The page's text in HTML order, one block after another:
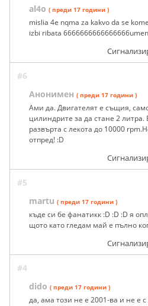
al4o ( преди 17 години )
mislia 4e nqma za kakvo da se
izbi ribata
#6
Анонимен ( преди 17 години )
Ами да. Двигателят е същия,
цилиндрите за да стане 2 литра.
развърта с лекота до 10000
отпред! :D
#5
martu ( преди 17 години )
къде си бе фанатикк :D :D :D я
щото като гледам май е пълно
#4
dido ( преди 17 години )
да, ама този не е 2001-ва и не е с